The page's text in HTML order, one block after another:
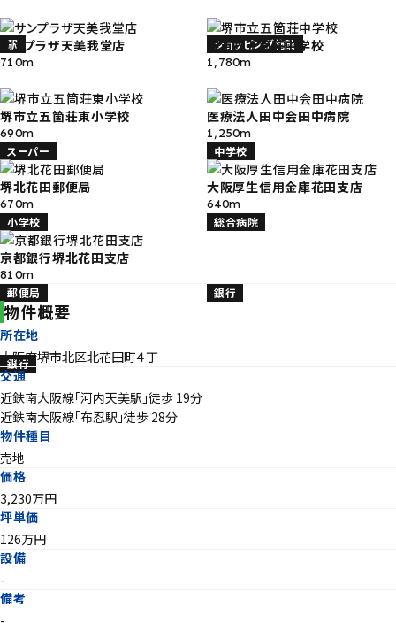
駅 ショッピング施設
スーパー
サンプラザ天美我堂店
710m
中学校
堺市立五箇荘中学校
1,780m
小学校
堺市立五箇荘東小学校
690m
総合病院
医療法人田中会田中病院
1,250m
郵便局
堺北花田郵便局
670m
銀行
大阪厚生信用金庫花田支店
640m
銀行
京都銀行堺北花田支店
810m
物件概要
所在地
大阪府堺市北区北花田町４丁
交通
近鉄南大阪線「河内天美駅」徒歩 19分
近鉄南大阪線「布忍駅」徒歩 28分
物件種目
売地
価格
3,230万円
坪単価
126万円
設備
-
備考